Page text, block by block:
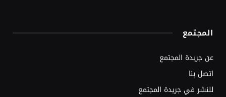
المجتمع
عن جريدة المجتمع
اتصل بنا
للنشر في جريدة المجتمع